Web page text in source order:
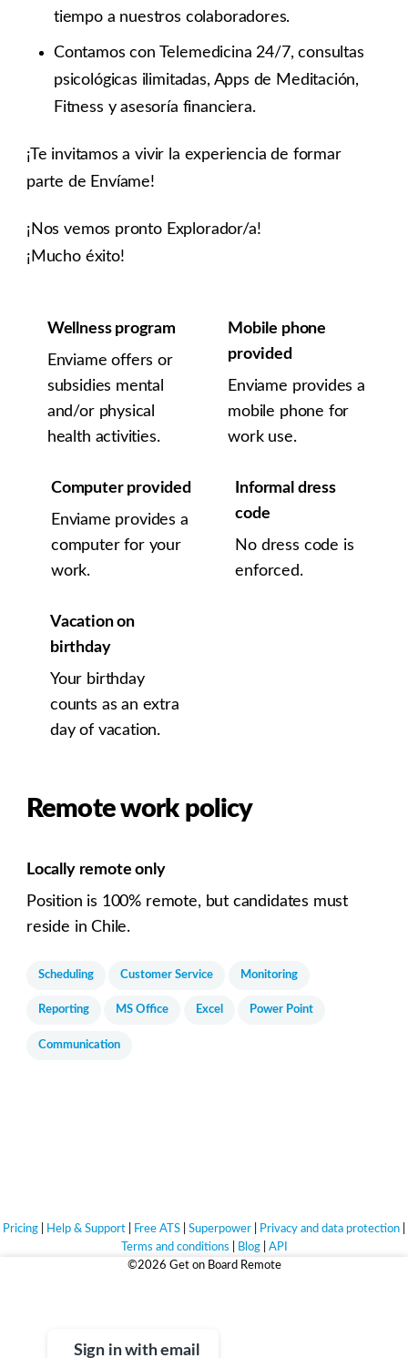
tiempo a nuestros colaboradores.
Contamos con Telemedicina 24/7, consultas
psicológicas ilimitadas, Apps de Meditación,
Fitness y asesoría financiera.
¡Te invitamos a vivir la experiencia de formar
parte de Envíame!
¡Nos vemos pronto Explorador/a!
¡Mucho éxito!
Wellness program
Enviame offers or
subsidies mental
and/or physical
health activities.
Mobile phone
provided
Enviame provides a
mobile phone for
work use.
Computer provided
Enviame provides a
computer for your
work.
Informal dress
code
No dress code is
enforced.
Vacation on
birthday
Your birthday
counts as an extra
day of vacation.
Remote work policy
Locally remote only
Position is 100% remote, but candidates must
reside in Chile.
Scheduling Customer Service Monitoring
Reporting MS Office Excel Power Point
Communication
Sign in with email
Pricing Help & Support Free ATS Superpower Privacy and data protection
Terms and conditions
Blog| API
©2026 Get on Board Remote